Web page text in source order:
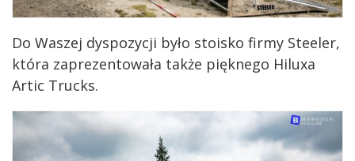
Do Waszej dyspozycji było stoisko firmy Steeler,
która zaprezentowała także pięknego Hiluxa
Artic Trucks.